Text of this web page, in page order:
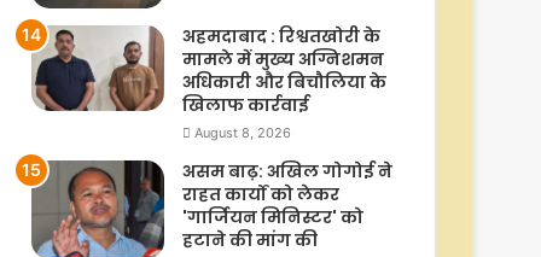
अहमदाबाद : रिश्वतखोरी के
मामले में मुख्य अग्निशमन
अधिकारी और बिचौलिया के
खिलाफ कार्रवाई
August 8, 2026
असम बाढ़: अखिल गोगोई ने
राहत कार्यों को लेकर
'गार्जियन मिनिस्टर' को
हटाने की मांग की